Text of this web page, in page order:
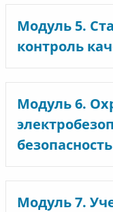
Модуль 5.
контроль
Модуль 6.
безопасность
Модуль 7.